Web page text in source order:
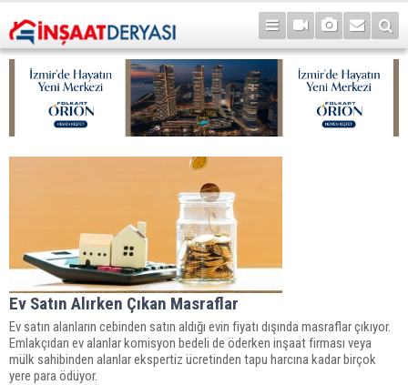
Ev Satın Alırken Çıkan Masraflar
Ev satın alanların cebinden satın aldığı evin fiyatı dışında masraflar çıkıyor.
Emlakçıdan ev alanlar komisyon bedeli de öderken inşaat firması veya
mülk sahibinden alanlar ekspertiz ücretinden tapu harcına kadar birçok
yere para ödüyor.